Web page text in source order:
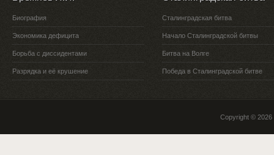
Биография
Экономика дефицита
Борьба с диссидентами
Разрядка и её крушение
Сталинградская битва
Начало Сталинградской битвы
Битва на Волге
Победа в Сталинградской битве
Copyright © 2026